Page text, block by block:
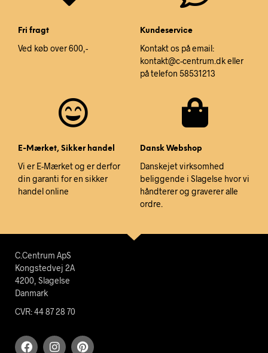
Fri fragt
Ved køb over 600,-
Kundeservice
Kontakt os på email:
kontakt@c-centrum.dk eller
på telefon 58531213
E-Mærket, Sikker handel
Vi er E-Mærket og er derfor
din garanti for en sikker
handel online
Dansk Webshop
Danskejet virksomhed
beliggende i Slagelse hvor vi
håndterer og graverer alle
ordre.
C.Centrum ApS
Kongstedvej 2A
4200, Slagelse
Danmark
CVR: 44 87 28 70